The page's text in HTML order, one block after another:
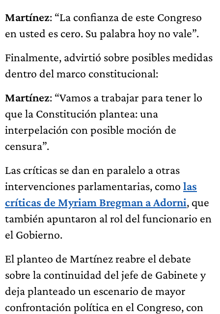
Martínez: “La confianza de este Congreso
en usted es cero. Su palabra hoy no vale”.
Finalmente, advirtió sobre posibles medidas
dentro del marco constitucional:
Martínez: “Vamos a trabajar para tener lo
que la Constitución plantea: una
interpelación con posible moción de
censura”.
Las críticas se dan en paralelo a otras
intervenciones parlamentarias, como las
críticas de Myriam Bregman a Adorni, que
también apuntaron al rol del funcionario en
el Gobierno.
El planteo de Martínez reabre el debate
sobre la continuidad del jefe de Gabinete y
deja planteado un escenario de mayor
confrontación política en el Congreso, con